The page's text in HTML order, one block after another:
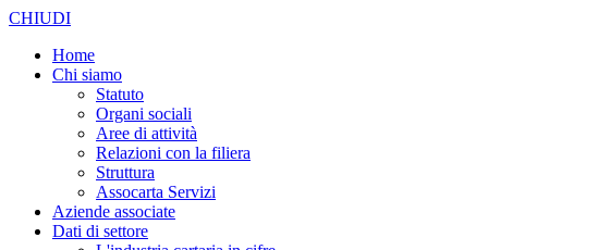
CHIUDI
Home
Chi siamo
Statuto
Organi sociali
Aree di attività
Relazioni con la filiera
Struttura
Assocarta Servizi
Aziende associate
Dati di settore